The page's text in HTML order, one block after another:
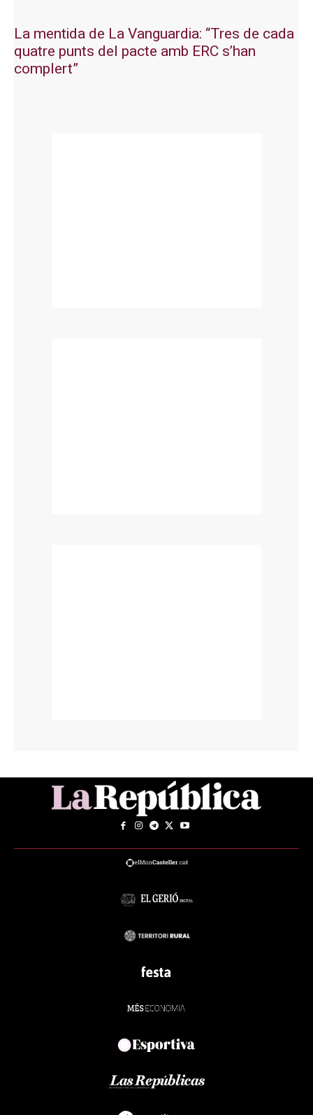
La mentida de La Vanguardia: “Tres de cada
quatre punts del pacte amb ERC s’han
complert”